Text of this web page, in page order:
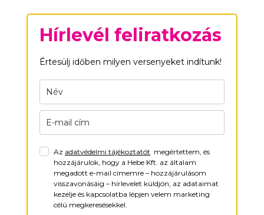
Hírlevél feliratkozás
Értesülj időben milyen versenyeket indítunk!
Az adatvédelmi tájékoztatót megértettem, és
hozzájárulok, hogy a Hebe Kft. az általam
megadott e-mail címemre – hozzájárulásom
visszavonásáig – hírlevelet küldjön, az adataimat
kezelje és kapcsolatba lépjen velem marketing
célú megkeresésekkel.